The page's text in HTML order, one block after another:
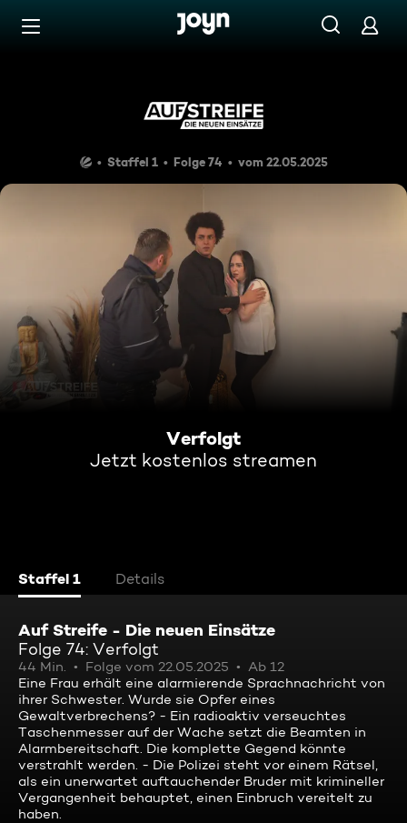
Zum Inhalt springen
Verfolgt
Staffel 1 Folge 74 vom 22.05.2025
Verfolgt
Jetzt kostenlos streamen
Staffel 1 Details
Auf Streife - Die neuen Einsätze
Folge 74: Verfolgt
44 Min. Folge vom 22.05.2025
Ab 12
Eine Frau erhält eine alarmierende Sprachnachricht von
ihrer Schwester. Wurde sie Opfer eines
Gewaltverbrechens? - Ein radioaktiv verseuchtes
Taschenmesser auf der Wache setzt die Beamten in
Alarmbereitschaft. Die komplette Gegend könnte
verstrahlt werden. - Die Polizei steht vor einem Rätsel,
als ein unerwartet auftauchender Bruder mit krimineller
Vergangenheit behauptet, einen Einbruch vereitelt zu
haben.